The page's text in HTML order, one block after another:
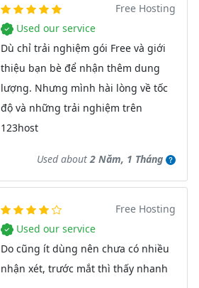
Free Hosting
Used our service
Dù chỉ trải nghiệm gói Free và giới
thiệu bạn bè để nhận thêm dung
lượng. Nhưng mình hài lòng về tốc
độ và những trải nghiệm trên
123host
Used about 2 Năm, 1 Tháng
Free Hosting
Used our service
Do cũng ít dùng nên chưa có nhiều
nhận xét, trước mắt thì thấy nhanh